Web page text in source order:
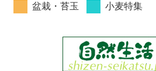
盆栽・苔玉 小麦特集